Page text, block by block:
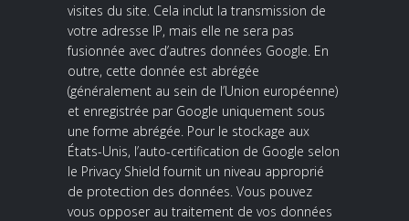
visites du site. Cela inclut la transmission de
votre adresse IP, mais elle ne sera pas
fusionnée avec d’autres données Google. En
outre, cette donnée est abrégée
(généralement au sein de l’Union européenne)
et enregistrée par Google uniquement sous
une forme abrégée. Pour le stockage aux
États-Unis, l’auto-certification de Google selon
le Privacy Shield fournit un niveau approprié
de protection des données. Vous pouvez
vous opposer au traitement de vos données